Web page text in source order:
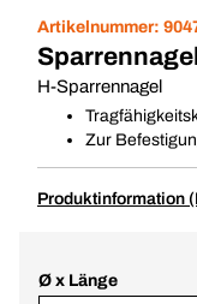
Artikelnummer:
Sparrennagel
H-Sparrennagel
Zur
Produktinformation
Ø x Länge